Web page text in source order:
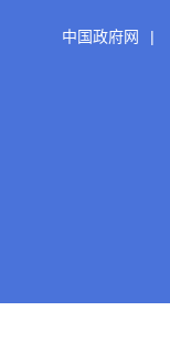
中国政府网 |